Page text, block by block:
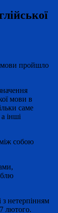
мови пройшло
мови в
саме
інші
між собою
з нетерпінням
лютого.